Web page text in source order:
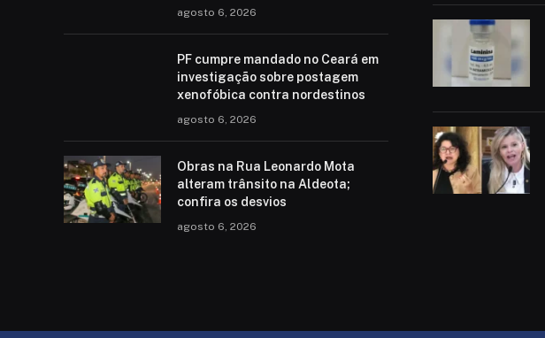
agosto 6, 2026
PF cumpre mandado no Ceará em
investigação sobre postagem
xenofóbica contra nordestinos
agosto 6, 2026
Obras na Rua Leonardo Mota
alteram trânsito na Aldeota;
confira os desvios
agosto 6, 2026